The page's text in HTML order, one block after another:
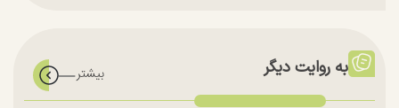
به روایت دیگر